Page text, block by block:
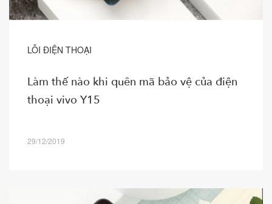
LỖI ĐIỆN THOẠI
Làm thế nào khi quên mã bảo vệ của điện
thoại vivo Y15
29/12/2019